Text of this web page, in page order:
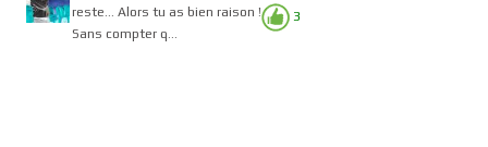
3
reste... Alors tu as bien raison !
Sans compter q...